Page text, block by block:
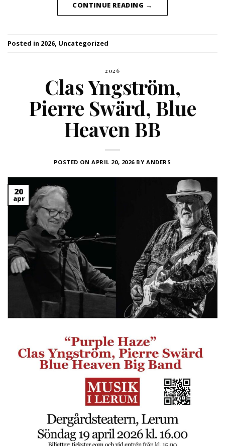
CONTINUE READING →
Posted in 2026 Uncategorized
2026
Clas Yngström,
Pierre Swärd, Blue
Heaven BB
POSTED ONAPRIL 20, 2026 BYANDERS
20
apr